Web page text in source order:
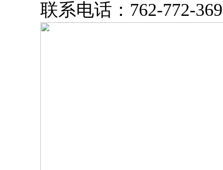
联系电话：762-772-